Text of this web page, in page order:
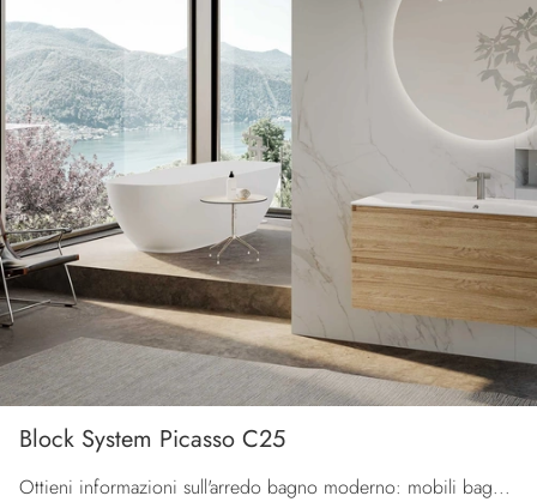
Block System Picasso C25
Ottieni informazioni sull'arredo bagno moderno: mobili bagno sospesi in legno come il modello Block System Picasso C25 di Baxar ti attendono.